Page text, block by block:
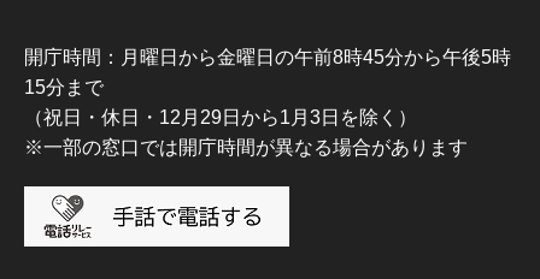
開庁時間：月曜日から金曜日の午前8時45分から午後5時
15分まで
（祝日・休日・12月29日から1月3日を除く）
※一部の窓口では開庁時間が異なる場合があります